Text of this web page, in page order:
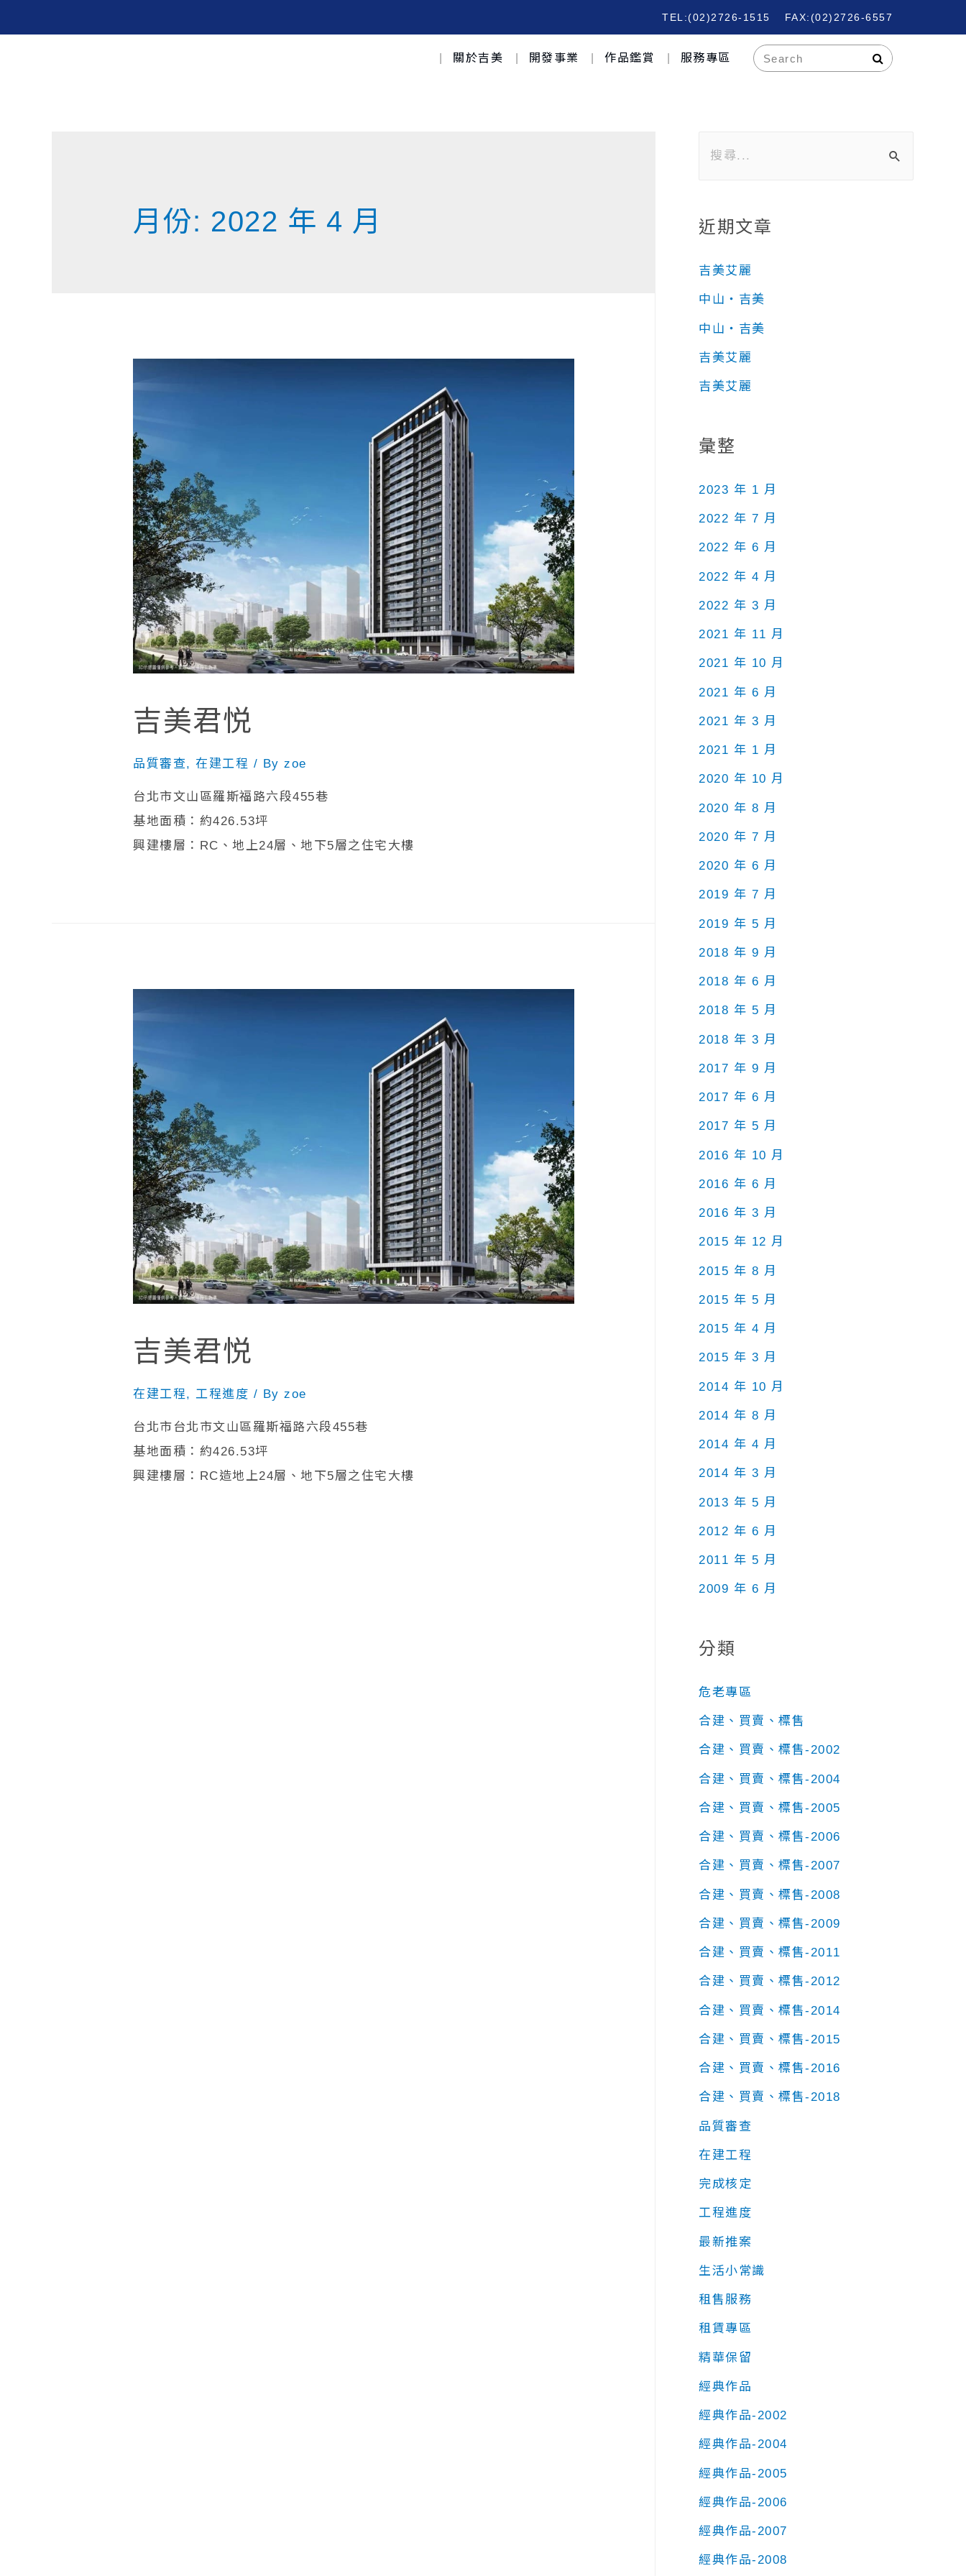
TEL:(02)2726-1515 FAX:(02)2726-6557
關於吉美 開發事業 作品鑑賞 服務專區
月份: 2022 年 4 月
吉美君悦
品質審查,在建工程 / Byzoe
台北市文山區羅斯福路六段455巷
基地面積：約426.53坪
興建樓層：RC、地上24層、地下5層之住宅大樓
吉美君悦
在建工程, 工程進度 / Byzoe
台北市台北市文山區羅斯福路六段455巷
基地面積：約426.53坪
興建樓層：RC造地上24層、地下5層之住宅大樓
近期文章
吉美艾麗
中山‧吉美
中山‧吉美
吉美艾麗
吉美艾麗
彙整
2023 年 1 月
2022 年 7 月
2022 年 6 月
2022 年 4 月
2022 年 3 月
2021 年 11 月
2021 年 10 月
2021 年 6 月
2021 年 3 月
2021 年 1 月
2020 年 10 月
2020 年 8 月
2020 年 7 月
2020 年 6 月
2019 年 7 月
2019 年 5 月
2018 年 9 月
2018 年 6 月
2018 年 5 月
2018 年 3 月
2017 年 9 月
2017 年 6 月
2017 年 5 月
2016 年 10 月
2016 年 6 月
2016 年 3 月
2015 年 12 月
2015 年 8 月
2015 年 5 月
2015 年 4 月
2015 年 3 月
2014 年 10 月
2014 年 8 月
2014 年 4 月
2014 年 3 月
2013 年 5 月
2012 年 6 月
2011 年 5 月
2009 年 6 月
分類
危老專區
合建、買賣、標售
合建、買賣、標售-2002
合建、買賣、標售-2004
合建、買賣、標售-2005
合建、買賣、標售-2006
合建、買賣、標售-2007
合建、買賣、標售-2008
合建、買賣、標售-2009
合建、買賣、標售-2011
合建、買賣、標售-2012
合建、買賣、標售-2014
合建、買賣、標售-2015
合建、買賣、標售-2016
合建、買賣、標售-2018
品質審查
在建工程
完成核定
工程進度
最新推案
生活小常識
租售服務
租賃專區
精華保留
經典作品
經典作品-2002
經典作品-2004
經典作品-2005
經典作品-2006
經典作品-2007
經典作品-2008